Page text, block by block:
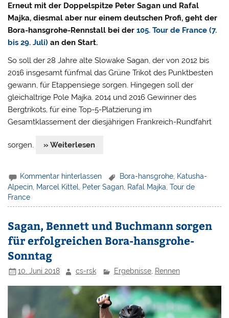
Erneut mit der Doppelspitze Peter Sagan und Rafal
Majka, diesmal aber nur einem deutschen Profi, geht der
Bora-hansgrohe-Rennstall bei der105. Tour de France (7.
bis 29. Juli) an den Start.
So soll der 28 Jahre alte Slowake Sagan, der von 2012 bis
2016 insgesamt fünfmal das Grüne Trikot des Punktbesten
gewann, für Etappensiege sorgen. Hingegen soll der
gleichaltrige Pole Majka. 2014 und 2016 Gewinner des
Bergtrikots, für eine Top-5-Platzierung im
Gesamtklassement der diesjährigen Frankreich-Rundfahrt
sorgen. » Weiterlesen
Kommentar hinterlassen Bora-hansgrohe Katusha-
Alpecin, Marcel Kittel, Peter Sagan, Rafal Majka,Tour de
France
Sagan, Bennett und Buchmann sorgen
für erfolgreichen Bora-hansgrohe-
Sonntag
10. Juni 2018 cs-rsk Ergebnisse, Rennen